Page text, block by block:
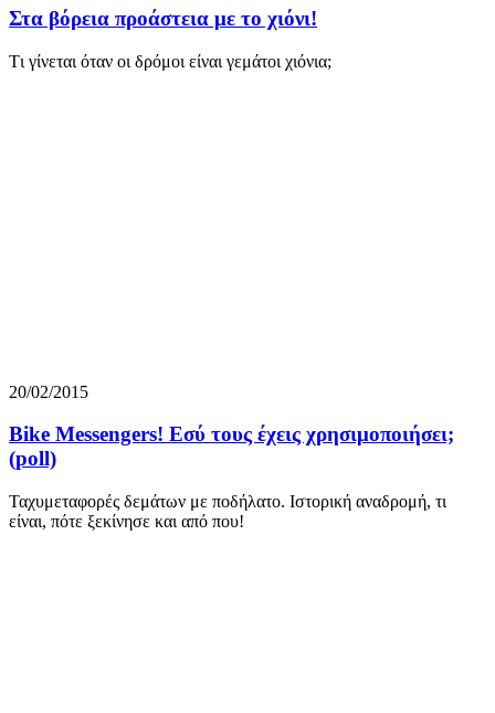
Στα βόρεια προάστεια με το χιόνι!
Tι γίνεται όταν οι δρόμοι είναι γεμάτοι χιόνια;
20/02/2015
Bike Messengers! Εσύ τους έχεις χρησιμοποιήσει;
(poll)
Ταχυμεταφορές δεμάτων με ποδήλατο. Ιστορική αναδρομή, τι
είναι, πότε ξεκίνησε και από που!